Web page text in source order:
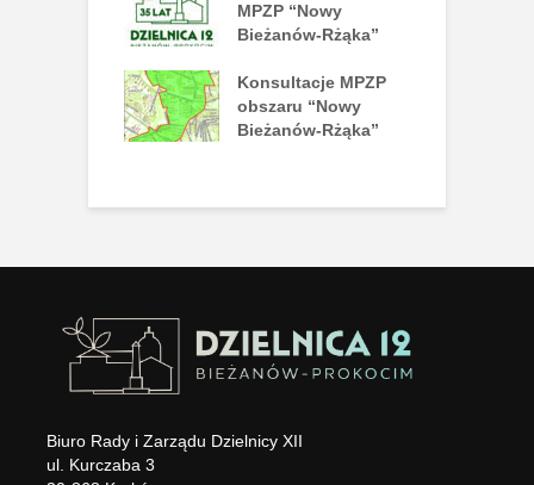
MPZP “Nowy
Bieżanów-Rżąka”
Konsultacje MPZP
obszaru “Nowy
Bieżanów-Rżąka”
Biuro Rady i Zarządu Dzielnicy XII
ul. Kurczaba 3